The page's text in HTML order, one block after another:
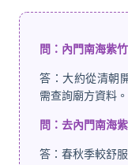
問：內門南海紫
答：大約從清朝
需查詢廟方資料。
問：去內門南海
答：春秋季較舒